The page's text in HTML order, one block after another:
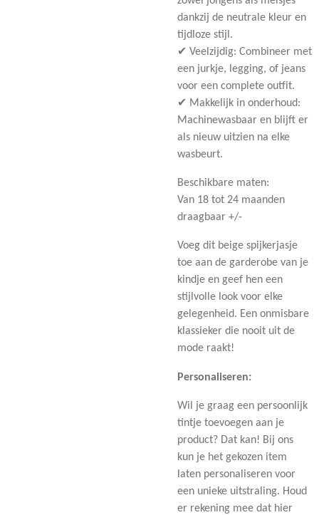
dankzij de neutrale kleur en
tijdloze stijl.
✔ Veelzijdig: Combineer met
een jurkje, legging, of jeans
voor een complete outfit.
✔ Makkelijk in onderhoud:
Machinewasbaar en blijft er
als nieuw uitzien na elke
wasbeurt.
Beschikbare maten:
Van 18 tot 24 maanden
draagbaar +/-
Voeg dit beige spijkerjasje
toe aan de garderobe van je
kindje en geef hen een
stijlvolle look voor elke
gelegenheid. Een onmisbare
klassieker die nooit uit de
mode raakt!
Personaliseren:
Wil je graag een persoonlijk
tintje toevoegen aan je
product? Dat kan! Bij ons
kun je het gekozen item
laten personaliseren voor
een unieke uitstraling. Houd
er rekening mee dat hier